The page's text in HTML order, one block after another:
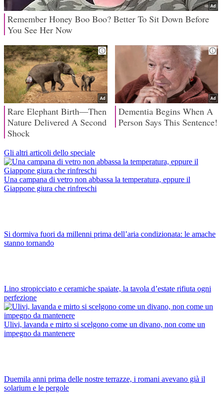
Gli altri articoli dello speciale
Una campana di vetro non abbassa la temperatura, eppure il
Giappone giura che rinfreschi
Si dormiva fuori da millenni prima dell’aria condizionata: le amache
stanno tornando
Lino stropicciato e ceramiche spaiate, la tavola d’estate rifiuta ogni
perfezione
Ulivi, lavanda e mirto si scelgono come un divano, non come un
impegno da mantenere
Duemila anni prima delle nostre terrazze, i romani avevano già il
solarium e le pergole